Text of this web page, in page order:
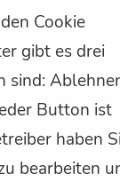
Cookie
gibt es drei
sind:
Button ist
haben
bearbeiten